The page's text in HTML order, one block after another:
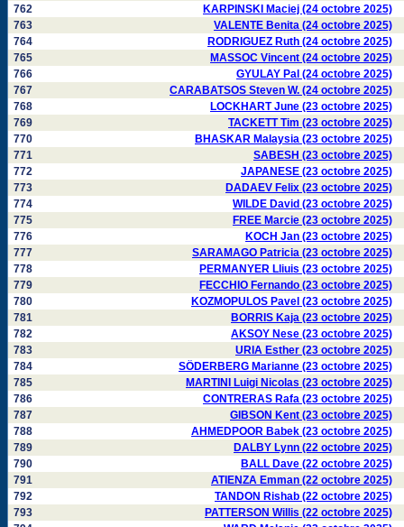
762
KARPINSKI Maciej (24 octobre 2025)
763
VALENTE Benita (24 octobre 2025)
764
RODRIGUEZ Ruth (24 octobre 2025)
765
MASSOC Vincent (24 octobre 2025)
766
GYULAY Pal (24 octobre 2025)
767
CARABATSOS Steven W. (24 octobre 2025)
768
LOCKHART June (23 octobre 2025)
769
TACKETT Tim (23 octobre 2025)
770
BHASKAR Malaysia (23 octobre 2025)
771
SABESH (23 octobre 2025)
772
JAPANESE (23 octobre 2025)
773
DADAEV Felix (23 octobre 2025)
774
WILDE David (23 octobre 2025)
775
FREE Marcie (23 octobre 2025)
776
KOCH Jan (23 octobre 2025)
777
SARAMAGO Patricia (23 octobre 2025)
778
PERMANYER Lliuis (23 octobre 2025)
779
FECCHIO Fernando (23 octobre 2025)
780
KOZMOPULOS Pavel (23 octobre 2025)
781
BORRIS Kaja (23 octobre 2025)
782
AKSOY Nese (23 octobre 2025)
783
URIA Esther (23 octobre 2025)
784
SÖDERBERG Marianne (23 octobre 2025)
785
MARTINI Luigi Nicolas (23 octobre 2025)
786
CONTRERAS Rafa (23 octobre 2025)
787
GIBSON Kent (23 octobre 2025)
788
AHMEDPOOR Babek (23 octobre 2025)
789
DALBY Lynn (22 octobre 2025)
790
BALL Dave (22 octobre 2025)
791
ATIENZA Emman (22 octobre 2025)
792
TANDON Rishab (22 octobre 2025)
793
PATTERSON Willis (22 octobre 2025)